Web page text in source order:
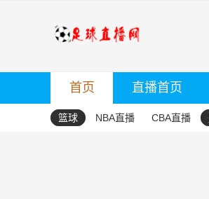
首页 直播首页
篮球 NBA直播 CBA直播